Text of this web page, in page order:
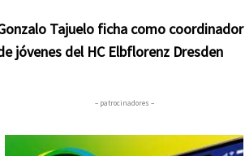
Tajuelo ficha como coordinador
jóvenes del HC Elbflorenz Dresden
– patrocinadores –